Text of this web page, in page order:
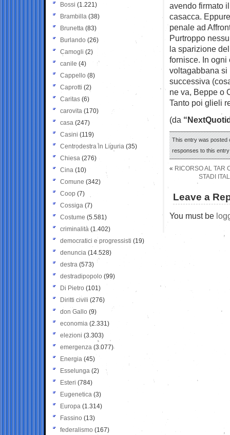
avendo firmato
casacca.
penale ad
Purtroppo
la sparizione
fornisce. In ogni
voltagabbana si
successiva
ne va, Beppe o
Tanto poi glieli
(da
This entry was posted
responses to this
« RICORSO AL TAR
STADI
Leave a
You must be
Bossi (1.221)
Brambilla (38)
Brunetta (83)
Burlando (26)
Camogli (2)
canile (4)
Cappello (8)
Caprotti (2)
Caritas (6)
carovita (170)
casa (247)
Casini (119)
Centrodestra in Liguria (35)
Chiesa (276)
Cina (10)
Comune (342)
Coop (7)
Cossiga (7)
Costume (5.581)
criminalità (1.402)
democratici e progressisti (19)
denuncia (14.528)
destra (573)
destradipopolo (99)
Di Pietro (101)
Diritti civili (276)
don Gallo (9)
economia (2.331)
elezioni (3.303)
emergenza (3.077)
Energia (45)
Esselunga (2)
Esteri (784)
Eugenetica (3)
Europa (1.314)
Fassino (13)
federalismo (167)